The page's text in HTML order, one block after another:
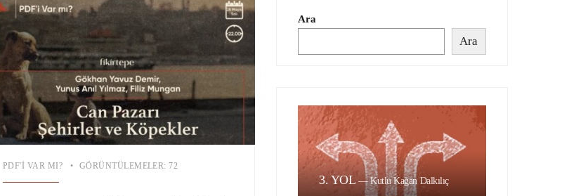
PDF'I VAR MI? • GÖRÜNTÜLEMELER: 72
Ara
Ara
3. YOL—Kutlu Kağan Dalkılıç